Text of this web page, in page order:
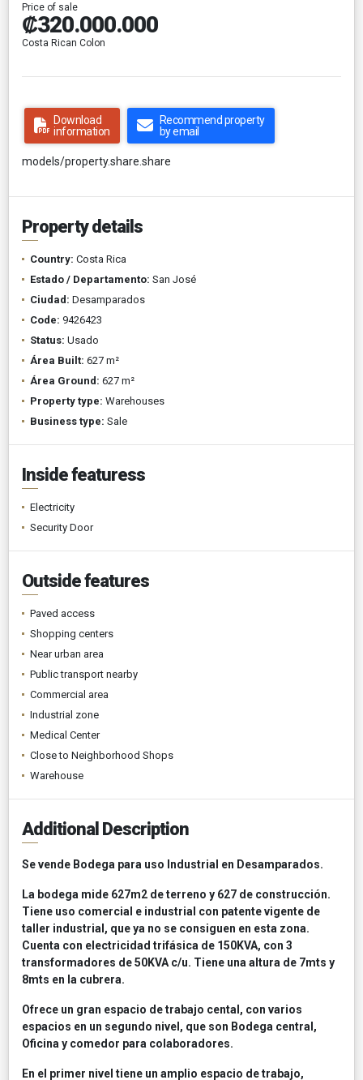
Price of sale
₡320.000.000
Costa Rican Colon
Download
information
Recommend property
by email
models/property.share.share
Property details
Country: Costa Rica
Estado / Departamento: San José
Ciudad: Desamparados
Code: 9426423
Status: Usado
Área Built: 627 m²
Área Ground: 627 m²
Property type: Warehouses
Business type: Sale
Inside featuress
Electricity
Security Door
Outside features
Paved access
Shopping centers
Near urban area
Public transport nearby
Commercial area
Industrial zone
Medical Center
Close to Neighborhood Shops
Warehouse
Additional Description
Se vende Bodega para uso Industrial en Desamparados.
La bodega mide 627m2 de terreno y 627 de construcción.
Tiene uso comercial e industrial con patente vigente de
taller industrial, que ya no se consiguen en esta zona.
Cuenta con electricidad trifásica de 150KVA, con 3
transformadores de 50KVA c/u. Tiene una altura de 7mts y
8mts en la cubrera.
Ofrece un gran espacio de trabajo cental, con varios
espacios en un segundo nivel, que son Bodega central,
Oficina y comedor para colaboradores.
En el primer nivel tiene un amplio espacio de trabajo,